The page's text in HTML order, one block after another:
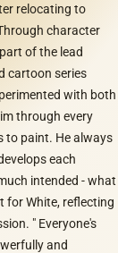
relocating to
character
of the lead
cartoon series
with both
through every
to paint. He always
each
intended - what
for White, reflecting
" Everyone's
and